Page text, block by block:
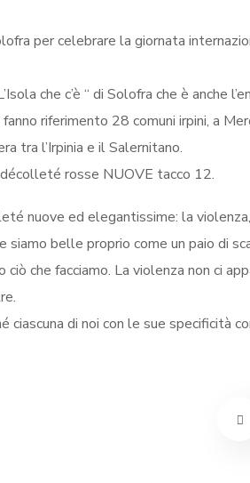
per celebrare la giornata
che c’è “ di Solofra che è anche
riferimento 28 comuni irpini, a
tra l’Irpinia e il Salernitano.
rosse NUOVE tacco 12.
nuove ed elegantissime: la
siamo belle proprio come un paio di
che facciamo. La violenza non ci
di noi con le sue specificità